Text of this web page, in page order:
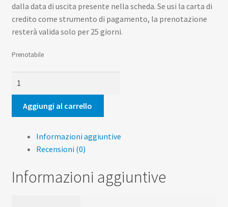
dalla data di uscita presente nella scheda. Se usi la carta di
credito come strumento di pagamento, la prenotazione
resterà valida solo per 25 giorni.
Prenotabile
te.
audio
quantità
Aggiungi al carrello
Informazioni aggiuntive
Recensioni (0)
Informazioni aggiuntive